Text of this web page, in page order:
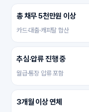
총 채무 5천만원 이상
카드·대출·캐피탈 합산
추심·압류 진행 중
월급·통장 압류 포함
3개월 이상 연체